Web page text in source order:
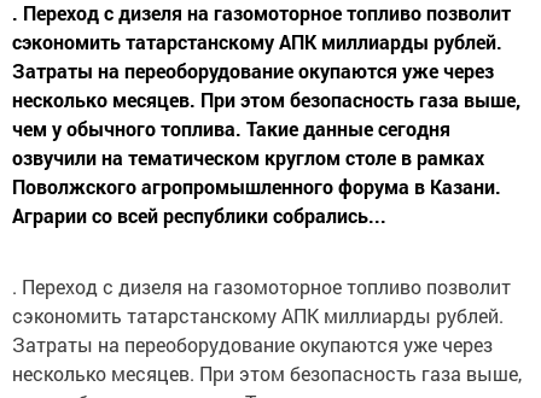
. Переход с дизеля на газомоторное топливо позволит
сэкономить татарстанскому АПК миллиарды рублей.
Затраты на переоборудование окупаются уже через
несколько месяцев. При этом безопасность газа выше,
чем у обычного топлива. Такие данные сегодня
озвучили на тематическом круглом столе в рамках
Поволжского агропромышленного форума в Казани.
Аграрии со всей республики собрались...
. Переход с дизеля на газомоторное топливо позволит
сэкономить татарстанскому АПК миллиарды рублей.
Затраты на переоборудование окупаются уже через
несколько месяцев. При этом безопасность газа выше,